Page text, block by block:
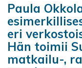
Paula
eri
Hän toimii
matkailu-,